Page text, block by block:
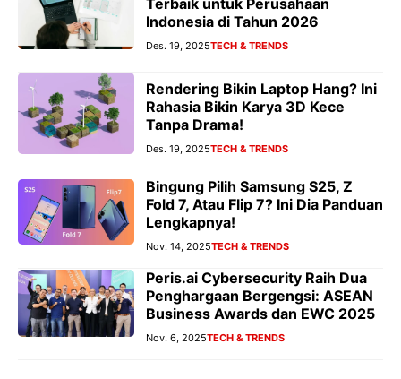
Indonesia di Tahun 2026
Des. 19, 2025TECH & TRENDS
Rendering Bikin Laptop Hang? Ini
Rahasia Bikin Karya 3D Kece
Tanpa Drama!
Des. 19, 2025TECH & TRENDS
Bingung Pilih Samsung S25, Z
Fold 7, Atau Flip 7? Ini Dia Panduan
Lengkapnya!
Nov. 14, 2025TECH & TRENDS
Peris.ai Cybersecurity Raih Dua
Penghargaan Bergengsi: ASEAN
Business Awards dan EWC 2025
Nov. 6, 2025TECH & TRENDS